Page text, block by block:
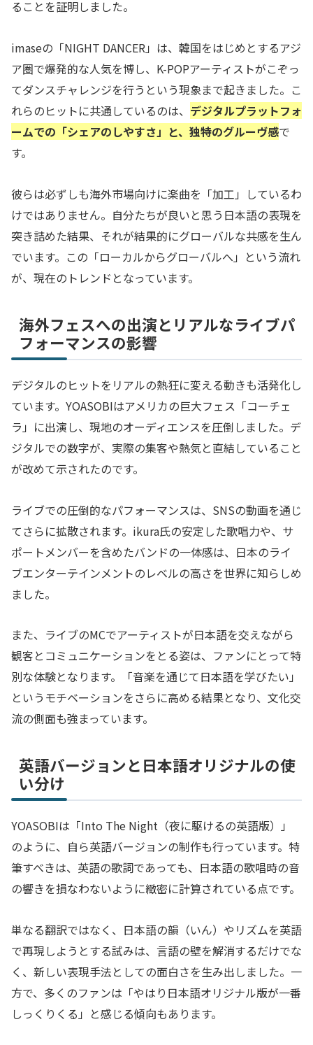
ることを証明しました。
imaseの「NIGHT DANCER」は、韓国をはじめとするアジ
ア圏で爆発的な人気を博し、K-POPアーティストがこぞっ
てダンスチャレンジを行うという現象まで起きました。こ
れらのヒットに共通しているのは、 デジタルプラットフォ
ームでの「シェアのしやすさ」と、独特のグルーヴ感で
す。
彼らは必ずしも海外市場向けに楽曲を「加工」しているわ
けではありません。自分たちが良いと思う日本語の表現を
突き詰めた結果、それが結果的にグローバルな共感を生ん
でいます。この「ローカルからグローバルへ」という流れ
が、現在のトレンドとなっています。
海外フェスへの出演とリアルなライブパ
フォーマンスの影響
デジタルのヒットをリアルの熱狂に変える動きも活発化し
ています。YOASOBIはアメリカの巨大フェス「コーチェ
ラ」に出演し、現地のオーディエンスを圧倒しました。デ
ジタルでの数字が、実際の集客や熱気と直結していること
が改めて示されたのです。
ライブでの圧倒的なパフォーマンスは、SNSの動画を通じ
てさらに拡散されます。ikura氏の安定した歌唱力や、サ
ポートメンバーを含めたバンドの一体感は、日本のライ
ブエンターテインメントのレベルの高さを世界に知らしめ
ました。
また、ライブのMCでアーティストが日本語を交えながら
観客とコミュニケーションをとる姿は、ファンにとって特
別な体験となります。「音楽を通じて日本語を学びたい」
というモチベーションをさらに高める結果となり、文化交
流の側面も強まっています。
英語バージョンと日本語オリジナルの使
い分け
YOASOBIは「Into The Night（夜に駆けるの英語版）」
のように、自ら英語バージョンの制作も行っています。特
筆すべきは、英語の歌詞であっても、日本語の歌唱時の音
の響きを損なわないように緻密に計算されている点です。
単なる翻訳ではなく、日本語の韻（いん）やリズムを英語
で再現しようとする試みは、言語の壁を解消するだけでな
く、新しい表現手法としての面白さを生み出しました。一
方で、多くのファンは「やはり日本語オリジナル版が一番
しっくりくる」と感じる傾向もあります。